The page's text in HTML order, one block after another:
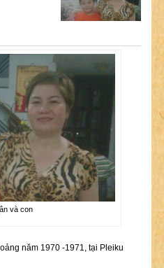
và con
năm 1970 -1971, tại Pleiku